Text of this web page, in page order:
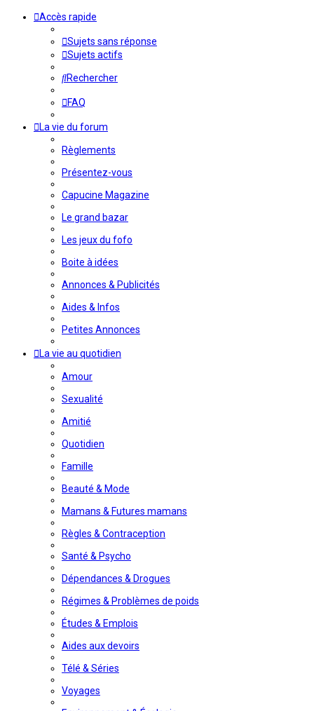
Accès rapide
Sujets sans réponse
Sujets actifs
Rechercher
FAQ
La vie du forum
Règlements
Présentez-vous
Capucine Magazine
Le grand bazar
Les jeux du fofo
Boite à idées
Annonces & Publicités
Aides & Infos
Petites Annonces
La vie au quotidien
Amour
Sexualité
Amitié
Quotidien
Famille
Beauté & Mode
Mamans & Futures mamans
Règles & Contraception
Santé & Psycho
Dépendances & Drogues
Régimes & Problèmes de poids
Études & Emplois
Aides aux devoirs
Télé & Séries
Voyages